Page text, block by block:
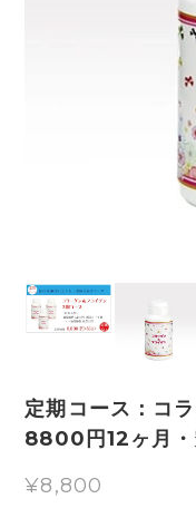
定期コース：コ
8800円12ヶ月・
¥8,800